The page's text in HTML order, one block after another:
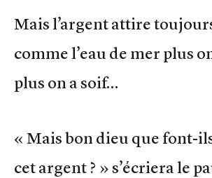
Mais l’argent attire
comme l’eau de mer plus
plus on a soif…
« Mais bon dieu que font-
cet argent ? » s’écriera le